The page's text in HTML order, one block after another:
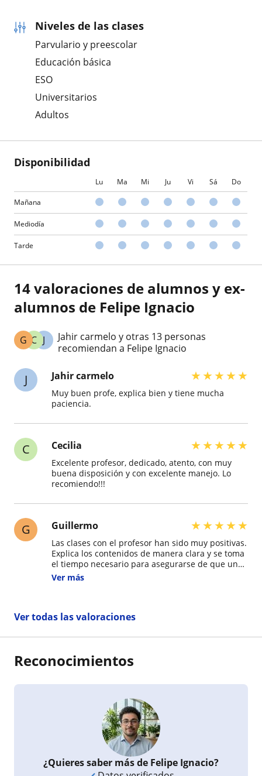
Niveles de las clases
Parvulario y preescolar
Educación básica
ESO
Universitarios
Adultos
Disponibilidad
Lu Ma Mi Ju Vi Sá Do
Mañana
Mediodía
Tarde
14 valoraciones de alumnos y ex-
alumnos de Felipe Ignacio
J
C
G
Jahir carmelo y otras 13 personas
recomiendan a Felipe Ignacio
J Jahir carmelo ★★★★★
Muy buen profe, explica bien y tiene mucha
paciencia.
C Cecilia ★★★★★
Excelente profesor, dedicado, atento, con muy
buena disposición y con excelente manejo. Lo
recomiendo!!!
G Guillermo ★★★★★
Las clases con el profesor han sido muy positivas.
Explica los contenidos de manera clara y se toma
el tiempo necesario para asegurarse de que uno
realmente entienda los conceptos antes de
durante la clase. También se nota que prepara
material organizado y, además, proporciona
práctica de los contenidos. Destaca igualmente
su disposición para responder cualquier duda,
de sus estudiantes.
Ver más
Ver todas las valoraciones
Reconocimientos
¿Quieres saber más de Felipe Ignacio?